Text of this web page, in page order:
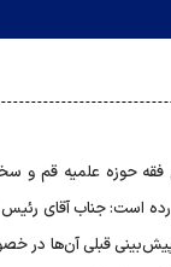
حوزه علمیه قم و
است: جناب آقای
و پیش‌بینی قبلی آن‌ها